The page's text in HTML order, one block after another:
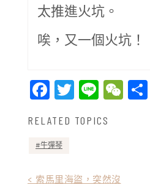
太推進火坑。
唉，又一個火坑！
Facebook
Twitter
Line
RELATED TOPICS
牛彈琴
< 索馬里海盜，突然沒